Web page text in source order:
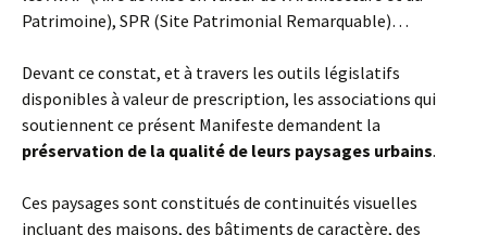
Patrimoine), SPR (Site Patrimonial Remarquable)…
Devant ce constat, et à travers les outils législatifs
disponibles à valeur de prescription, les associations qui
soutiennent ce présent Manifeste demandent la
préservation de la qualité de leurs paysages urbains.
Ces paysages sont constitués de continuités visuelles
incluant des maisons, des bâtiments de caractère, des